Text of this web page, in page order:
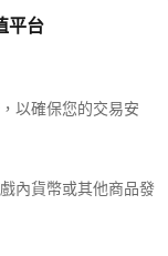
平台
以確保您的交易安
內貨幣或其他商品發